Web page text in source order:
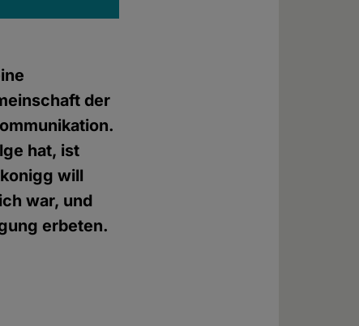
der
hat, ist
will
war, und
erbeten.